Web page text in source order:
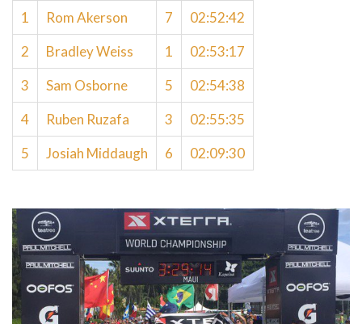
1 Rom Akerson 7
02:52:42
2
Bradley Weiss 1
02:53:17
3
Sam Osborne 5
02:54:38
4
Ruben Ruzafa 3
02:55:35
5
Josiah Middaugh 6 02:09:30